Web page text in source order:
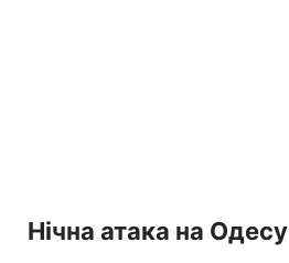
Нічна атака на Одесу